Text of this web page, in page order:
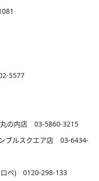
5577
丸の内店 03-5860-3215
ブルスクエア店 03-6434-
ロペ) 0120-298-133